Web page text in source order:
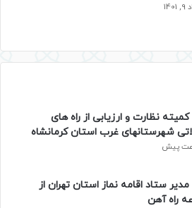
کمیته نظارت و ارزیابی از راه های
شهرستانهای غرب استان کرمانشاه
مدیر ستاد اقامه نماز استان تهران از
راه آهن